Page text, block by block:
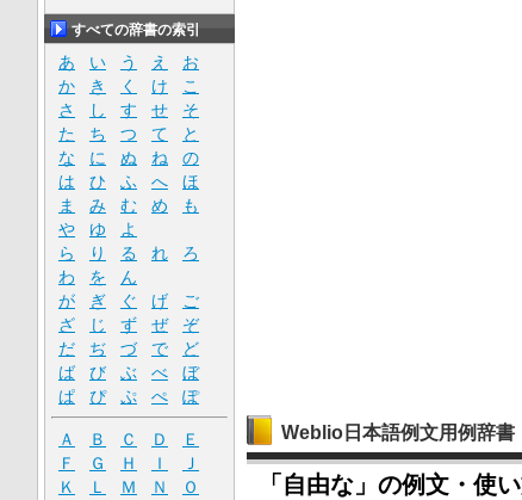
Weblio日本語例文用例辞書
「自由な」の例文・使
すべての辞書の索引
あ い う え
お
か
き く け
こ
さ
し す せ
そ
た
ち つ て
と
な
に ぬ ね
の
は
ひ ふ へ
ほ
ま
み む め
も
や
ゆ
よ
ら
り る れ
ろ
わ
を
ん
が
ぎ ぐ げ
ご
ざ
じ ず ぜ
ぞ
だ
ぢ づ で
ど
ば
び ぶ べ
ぼ
ぱ
ぴ ぷ ぺ ぽ
Ａ Ｂ Ｃ Ｄ
Ｅ
Ｆ
Ｇ Ｈ Ｉ
Ｊ
Ｋ
Ｌ Ｍ Ｎ
Ｏ